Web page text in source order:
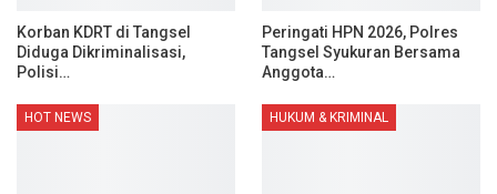
Korban KDRT di Tangsel
Diduga Dikriminalisasi,
Polisi…
Peringati HPN 2026, Polres
Tangsel Syukuran Bersama
Anggota…
HOT NEWS HUKUM & KRIMINAL